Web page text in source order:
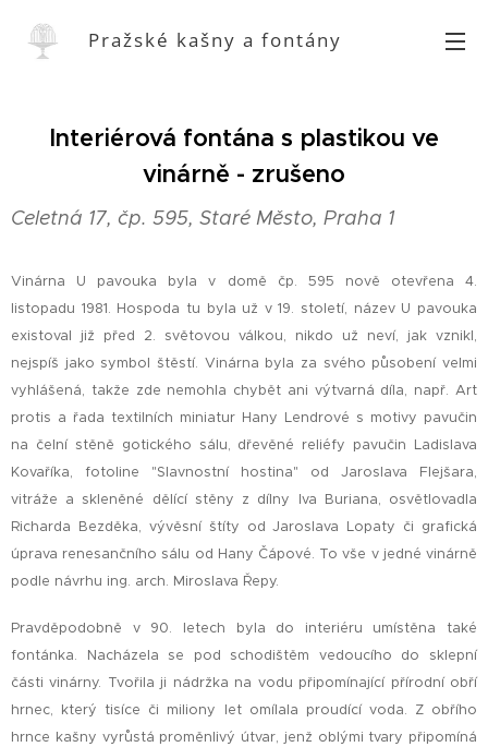
Pražské kašny a fontány
Interiérová fontána s plastikou ve
vinárně - zrušeno
Celetná 17, čp. 595, Staré Město, Praha 1
Vinárna U pavouka byla v domě čp. 595 nově otevřena 4.
listopadu 1981. Hospoda tu byla už v 19. století, název U pavouka
existoval již před 2. světovou válkou, nikdo už neví, jak vznikl,
nejspíš jako symbol štěstí. Vinárna byla za svého působení velmi
vyhlášená, takže zde nemohla chybět ani výtvarná díla, např. Art
protis a řada textilních miniatur Hany Lendrové s motivy pavučin
na čelní stěně gotického sálu, dřevěné reliéfy pavučin Ladislava
Kovaříka, fotoline "Slavnostní hostina" od Jaroslava Flejšara,
vitráže a skleněné dělící stěny z dílny Iva Buriana, osvětlovadla
Richarda Bezděka, vývěsní štíty od Jaroslava Lopaty či grafická
úprava renesančního sálu od Hany Čápové. To vše v jedné vinárně
podle návrhu ing. arch. Miroslava Řepy.
Pravděpodobně v 90. letech byla do interiéru umístěna také
fontánka. Nacházela se pod schodištěm vedoucího do sklepní
části vinárny. Tvořila ji nádržka na vodu připomínající přírodní obří
hrnec, který tisíce či miliony let omílala proudící voda. Z obřího
hrnce kašny vyrůstá proměnlivý útvar, jenž oblými tvary připomíná